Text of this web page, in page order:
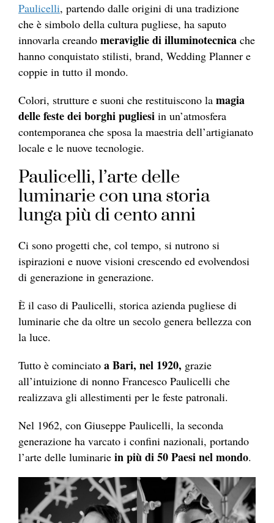
Paulicelli, partendo dalle origini di una tradizione
che è simbolo della cultura pugliese, ha saputo
innovarla creando meraviglie di illuminotecnica che
hanno conquistato stilisti, brand, Wedding Planner e
coppie in tutto il mondo.
Colori, strutture e suoni che restituiscono la magia
delle feste dei borghi pugliesi in un’atmosfera
contemporanea che sposa la maestria dell’artigianato
locale e le nuove tecnologie.
Paulicelli, l’arte delle
luminarie con una storia
lunga più di cento anni
Ci sono progetti che, col tempo, si nutrono si
ispirazioni e nuove visioni crescendo ed evolvendosi
di generazione in generazione.
È il caso di Paulicelli, storica azienda pugliese di
luminarie che da oltre un secolo genera bellezza con
la luce.
Tutto è cominciato a Bari, nel 1920, grazie
all’intuizione di nonno Francesco Paulicelli che
realizzava gli allestimenti per le feste patronali.
Nel 1962, con Giuseppe Paulicelli, la seconda
generazione ha varcato i confini nazionali, portando
l’arte delle luminarie in più di 50 Paesi nel mondo.